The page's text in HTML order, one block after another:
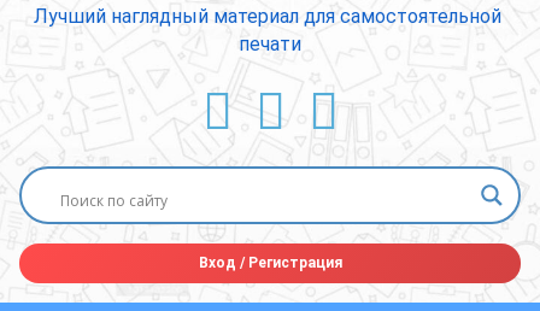
Лучший наглядный материал для самостоятельной
печати
ВКонтакте
YouTube
E-mail
Вход /Регистрация